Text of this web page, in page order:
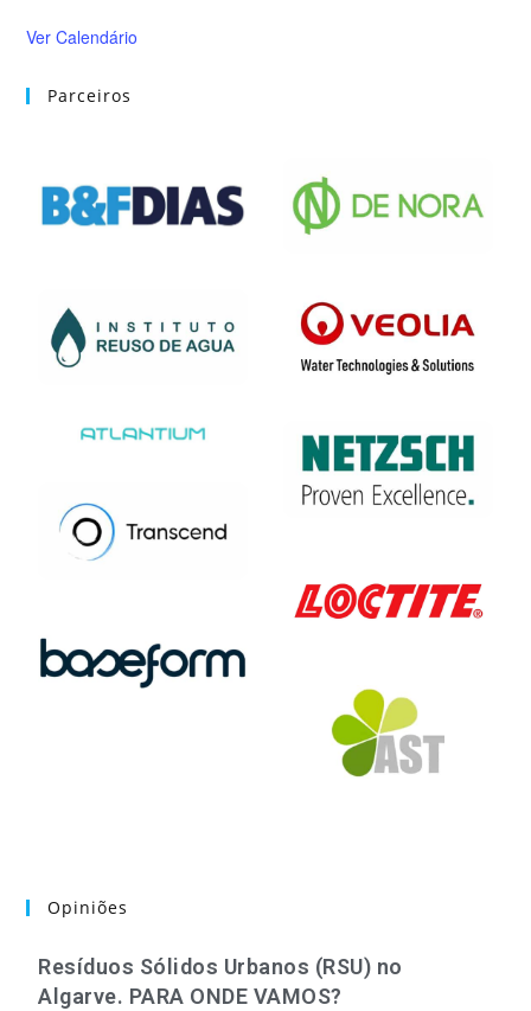
Ver Calendário
Parceiros
Opiniões
Resíduos Sólidos Urbanos (RSU) no
Algarve. PARA ONDE VAMOS?